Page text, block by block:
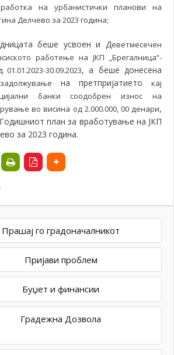
на урбанистички планови на
Делчево за 2023 година;
беше усвоен и Деветмесечен
работење на ЈКП „Брегалница“-
30.09.2023, а беше донесена
на претпријатиетокај
банки соодобрен износ на
во висина од 2.000.000, 00 денари,
план за вработување на ЈКП
за 2023 година.
Прашај го градоначалникот
Пријави проблем
Буџет и финансии
Градежна Дозвола